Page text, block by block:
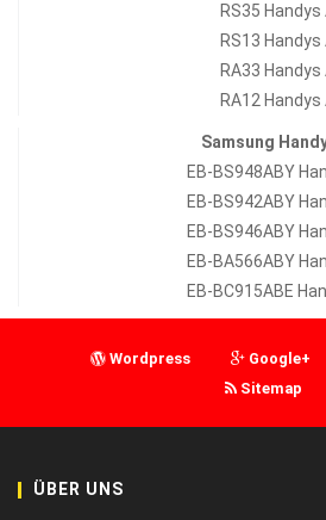
RS35 Handys
RS13 Handys
RA33 Handys
RA12 Handys
Samsung
EB-BS948ABY
EB-BS942ABY
EB-BS946ABY
EB-BA566ABY
EB-BC915ABE
Wordpress Google+
Sitemap
ÜBER UNS